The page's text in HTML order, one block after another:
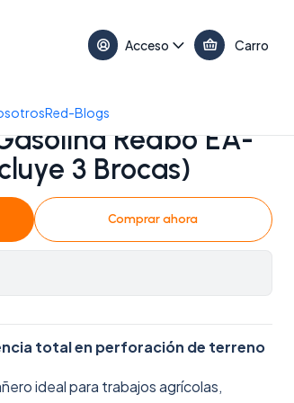
Acceso Carro
Red-Blogs
Redbo EA-
3 Brocas)
Comprar ahora
total en perforación de terreno
ideal para trabajos agrícolas,